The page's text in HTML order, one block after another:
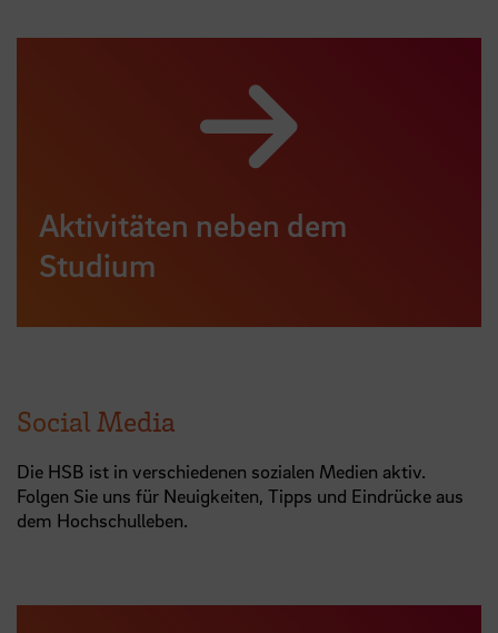
Aktivitäten neben dem
Studium
Social Media
Die HSB ist in verschiedenen sozialen Medien aktiv.
Folgen Sie uns für Neuigkeiten, Tipps und Eindrücke aus
dem Hochschulleben.